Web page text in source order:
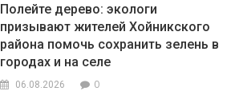
Полейте дерево: экологи
призывают жителей Хойникского
района помочь сохранить зелень в
городах и на селе
06.08.2026 0